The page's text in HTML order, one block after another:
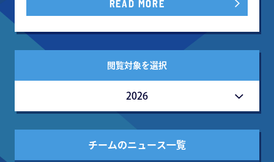
READ MORE
閲覧対象を選択
2026
チームのニュース一覧